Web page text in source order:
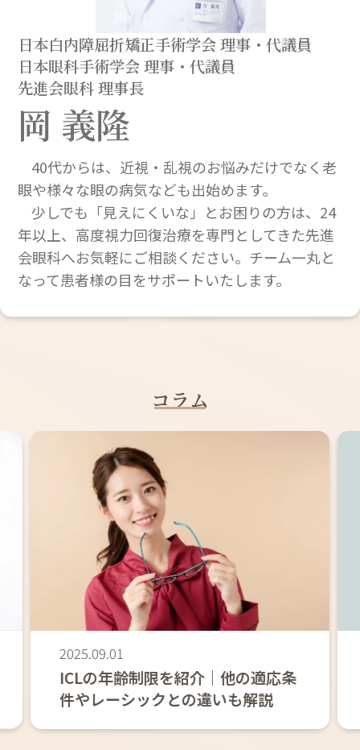
日本白内障屈折矯正手術学会 理事・代議員
日本眼科手術学会 理事・代議員
先進会眼科 理事長
岡 義隆
40代からは、近視・乱視のお悩みだけでなく老
眼や様々な眼の病気なども出始めます。
少しでも「見えにくいな」とお困りの方は、24
年以上、高度視力回復治療を専門としてきた先進
会眼科へお気軽にご相談ください。チーム一丸と
なって患者様の目をサポートいたします。
コラム
2025.09.01
ICLの年齢制限を紹介｜他の適応条
件やレーシックとの違いも解説